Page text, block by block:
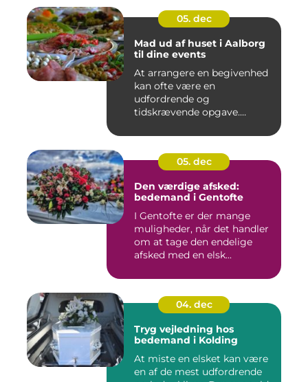
05. dec
Mad ud af huset i Aalborg
til dine events
At arrangere en begivenhed
kan ofte være en
udfordrende og
tidskrævende opgave.
05. dec
Den værdige afsked:
bedemand i Gentofte
I Gentofte er der mange
muligheder, når det handler
om at tage den endelige
afsked med en elsk...
04. dec
Tryg vejledning hos
bedemand i Kolding
At miste en elsket kan være
en af de mest udfordrende